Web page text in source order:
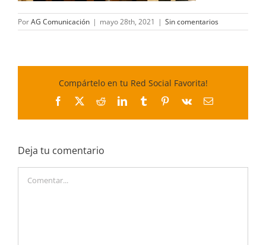
PorAG Comunicación | mayo 28th, 2021 | Sin comentarios
Compártelo en tu Red Social Favorita!
Facebook
X RedditLinkedInTumblrPinterest
Vk
Correo
Deja tu comentario